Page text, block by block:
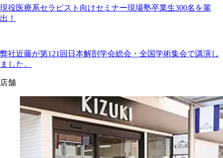
現役医療系セラピスト向けセミナー現場塾卒業生300名を輩
出！
弊社近藤が第121回日本解剖学会総会・全国学術集会で講演し
ました。
店舗